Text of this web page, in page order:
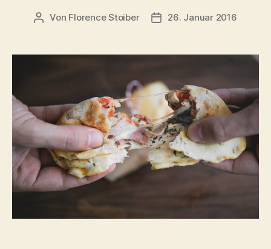
Beitragsautor
Von Florence Stoiber Veröffentlichungsdatum
26. Januar 2016